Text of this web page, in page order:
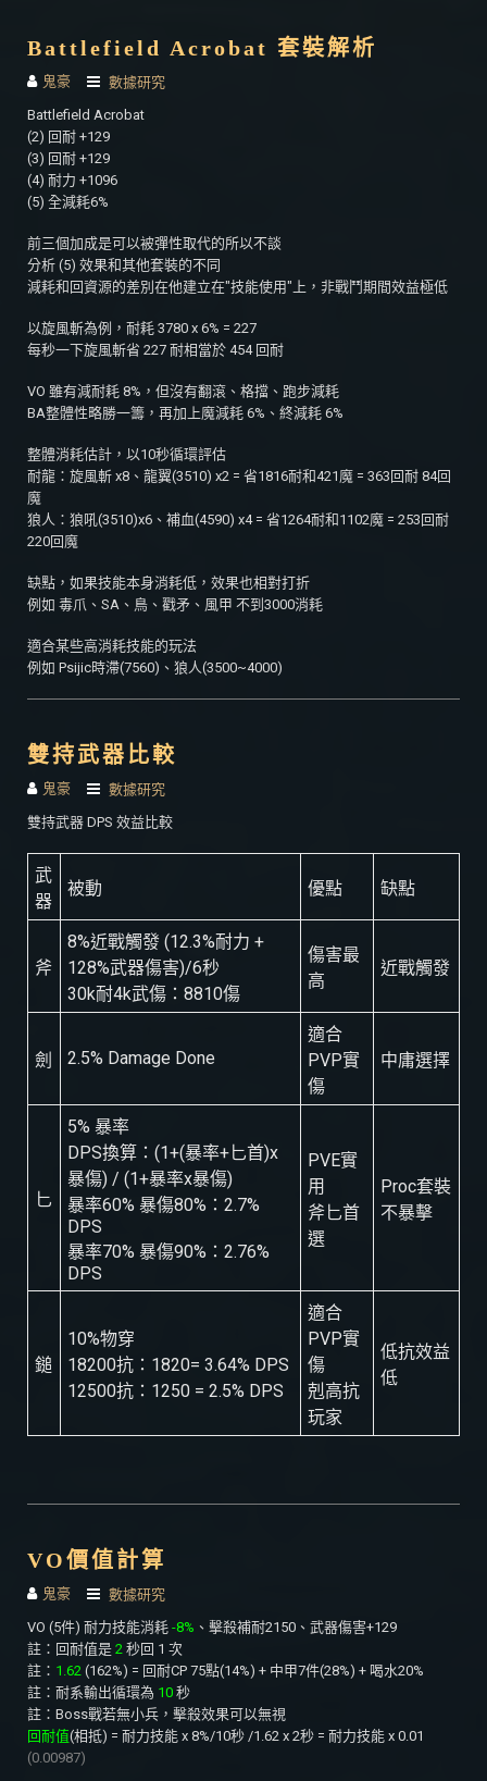
Battlefield Acrobat 套裝解析
鬼豪
數據研究
Battlefield Acrobat
(2) 回耐 +129
(3) 回耐 +129
(4) 耐力 +1096
(5) 全減耗6%
前三個加成是可以被彈性取代的所以不談
分析 (5) 效果和其他套裝的不同
減耗和回資源的差別在他建立在"技能使用"上，非戰鬥期間效益極低
以旋風斬為例，耐耗 3780 x 6% = 227
每秒一下旋風斬省 227 耐相當於 454 回耐
VO 雖有減耐耗 8%，但沒有翻滾、格擋、跑步減耗
BA整體性略勝一籌，再加上魔減耗 6%、終減耗 6%
整體消耗估計，以10秒循環評估
耐龍：旋風斬 x8、龍翼(3510) x2 = 省1816耐和421魔 = 363回耐 84回
魔
狼人：狼吼(3510)x6、補血(4590) x4 = 省1264耐和1102魔 = 253回耐
220回魔
缺點，如果技能本身消耗低，效果也相對打折
例如 毒爪、SA、鳥、戳矛、風甲 不到3000消耗
適合某些高消耗技能的玩法
例如 Psijic時滯(7560)、狼人(3500~4000)
雙持武器比較
鬼豪
數據研究
雙持武器 DPS 效益比較
武
器
被動 優點 缺點
斧
8%近戰觸發 (12.3%耐力 +
128%武器傷害)/6秒
30k耐4k武傷：8810傷
傷害最
高
近戰觸發
劍 2.5% Damage Done
適合
PVP實
傷
中庸選擇
匕
5% 暴率
DPS換算：(1+(暴率+匕首)x
暴傷) / (1+暴率x暴傷)
暴率60% 暴傷80%：2.7%
DPS
暴率70% 暴傷90%：2.76%
DPS
PVE實
用
斧匕首
選
Proc套裝
不暴擊
鎚
10%物穿
18200抗：1820= 3.64% DPS
12500抗：1250 = 2.5% DPS
適合
PVP實
傷
剋高抗
玩家
低抗效益
低
VO價值計算
鬼豪
數據研究
VO (5件) 耐力技能消耗 -8% 、擊殺補耐2150、武器傷害+129
註：回耐值是 2 秒回 1 次
註： 1.62 (162%) = 回耐CP 75點(14%) + 中甲7件(28%) + 喝水20%
註：耐系輸出循環為 10 秒
註：Boss戰若無小兵，擊殺效果可以無視
回耐值(相抵) = 耐力技能 x 8%/10秒 /1.62 x 2秒 = 耐力技能 x 0.01
(0.00987)